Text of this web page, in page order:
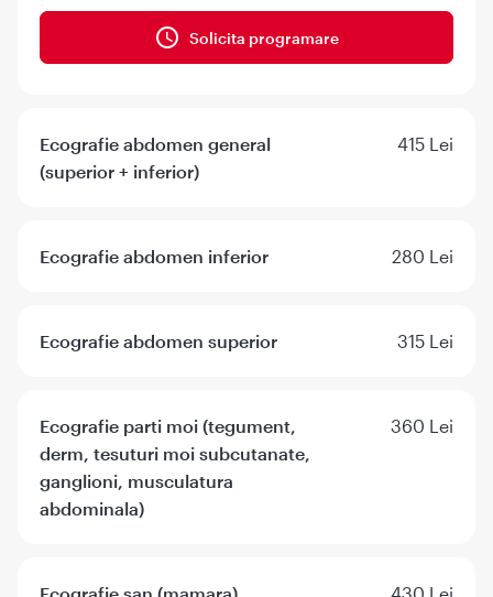
Solicita programare
Ecografie abdomen general
(superior + inferior)
415 Lei
Ecografie abdomen inferior 280 Lei
Ecografie abdomen superior 315 Lei
Ecografie parti moi (tegument,
derm, tesuturi moi subcutanate,
ganglioni, musculatura
abdominala)
360 Lei